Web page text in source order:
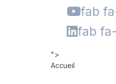
fab
fab
">
Accueil